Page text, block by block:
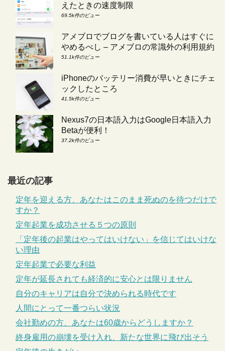
えたときの速度制限
69.5k件のビュー
アメブロでブログを書いている人はすぐに
やめるべし – アメブロの常識外の利用規約
51.1k件のビュー
iPhoneのバッテリー消費が早いときにチェ
ックしたところ
41.5k件のビュー
Nexus7の日本語入力はGoogle日本語入力
Betaが便利！
37.2k件のビュー
最近の記事
定年を迎える方、あなたはこのまま死ぬのを待つだけで
すか？
定年起業を成功させる５つの原則
「定年後の起業はやってはいけない」を信じてはいけな
い理由
定年起業で必要な利益
定年が延長されても経済的に安心とは限りません
自分のキャリアは自分で決められる時代です
人間にとって一番つらい状況
会社勤めの方、あなたは60歳からどうしますか？
終身雇用の崩壊を受け入れ、新たな世界に飛び出そう